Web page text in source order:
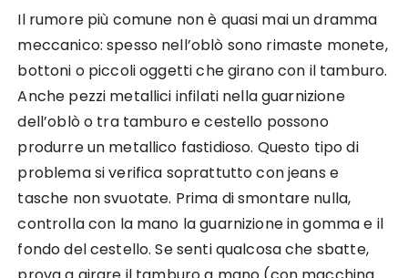
Il rumore più comune non è quasi mai un dramma
meccanico: spesso nell’oblò sono rimaste monete,
bottoni o piccoli oggetti che girano con il tamburo.
Anche pezzi metallici infilati nella guarnizione
dell’oblò o tra tamburo e cestello possono
produrre un metallico fastidioso. Questo tipo di
problema si verifica soprattutto con jeans e
tasche non svuotate. Prima di smontare nulla,
controlla con la mano la guarnizione in gomma e il
fondo del cestello. Se senti qualcosa che sbatte,